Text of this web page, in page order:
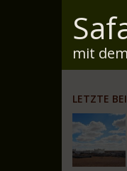
mit
LETZTE